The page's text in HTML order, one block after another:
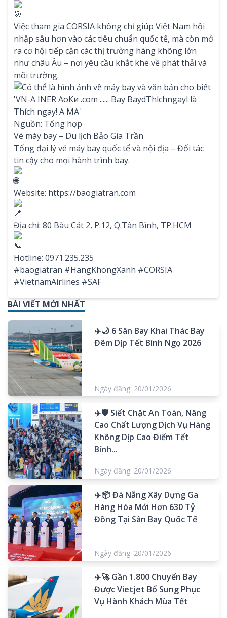
Việc tham gia CORSIA không chỉ giúp Việt Nam hội
nhập sâu hơn vào các tiêu chuẩn quốc tế, mà còn mở
ra cơ hội tiếp cận các thị trường hàng không lớn
như châu Âu – nơi yêu cầu khắt khe về phát thải và
môi trường.
Nguồn: Tổng hợp
Vé máy bay – Du lịch Bảo Gia Trần
Tổng đại lý vé máy bay quốc tế và nội địa – Đối tác
tin cậy cho mọi hành trình bay.
Website: https://baogiatran.com
Địa chỉ: 80 Bàu Cát 2, P.12, Q.Tân Bình, TP.HCM
Hotline: 0971.235.235
#baogiatran #HangKhongXanh #CORSIA
#VietnamAirlines #SAF
BÀI VIẾT MỚI NHẤT
✈️🌙 6 Sân Bay Khai Thác Bay
Đêm Dịp Tết Bính Ngọ 2026
Ngày đăng: 20/01/2026
✈️🛡️ Siết Chặt An Toàn, Nâng
Cao Chất Lượng Dịch Vụ Hàng
Không Dịp Cao Điểm Tết
Bính...
Ngày đăng: 20/01/2026
✈️📦 Đà Nẵng Xây Dựng Ga
Hàng Hóa Mới Hơn 630 Tỷ
Đồng Tại Sân Bay Quốc Tế
Ngày đăng: 20/01/2026
✈️🚀 Gần 1.800 Chuyến Bay
Được Vietjet Bổ Sung Phục
Vụ Hành Khách Mùa Tết